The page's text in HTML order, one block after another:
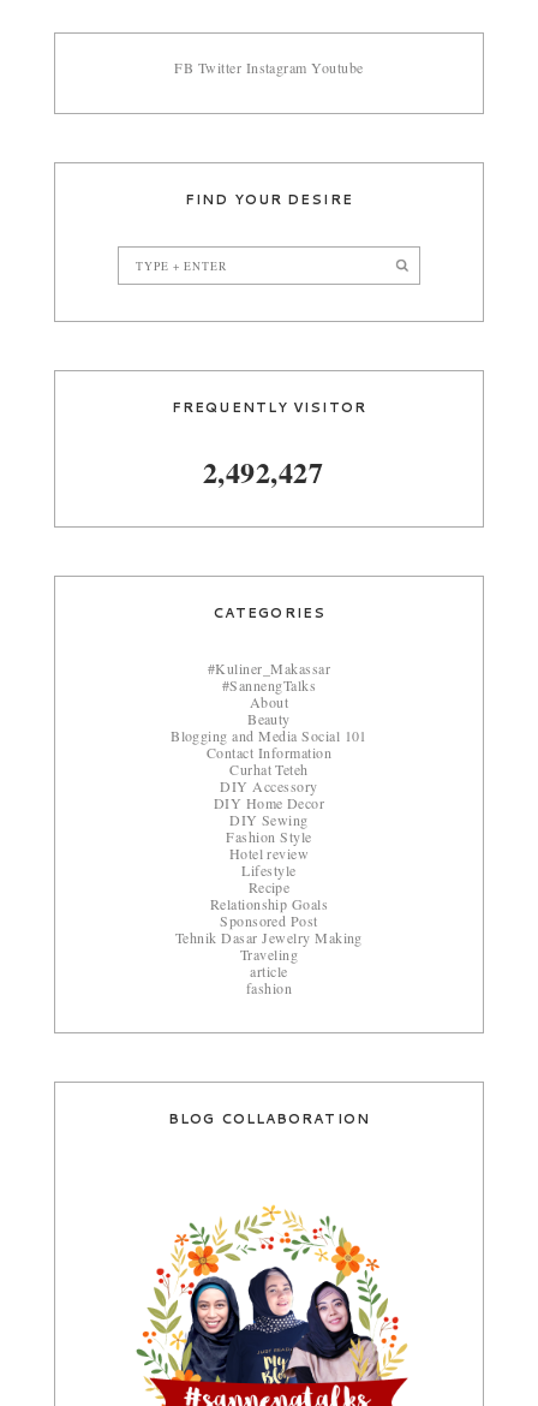
FB Twitter Instagram Youtube
FIND YOUR DESIRE
FREQUENTLY VISITOR
2,492,427
CATEGORIES
#Kuliner_Makassar
#SannengTalks
About
Beauty
Blogging and Media Social 101
Contact Information
Curhat Teteh
DIY Accessory
DIY Home Decor
DIY Sewing
Fashion Style
Hotel review
Lifestyle
Recipe
Relationship Goals
Sponsored Post
Tehnik Dasar Jewelry Making
Traveling
article
fashion
BLOG COLLABORATION